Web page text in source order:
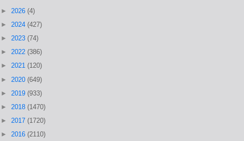
► 2026 (4)
► 2024 (427)
► 2023 (74)
► 2022 (386)
► 2021 (120)
► 2020 (649)
► 2019 (933)
► 2018 (1470)
► 2017 (1720)
► 2016 (2110)